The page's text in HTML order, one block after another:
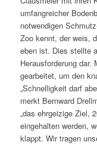
umfangreicher
notwendigen
Zoo kennt, der weis,
eben ist. Dies stellte
Herausforderung
gearbeitet, um den
„Schnelligkeit darf
merkt Bernward
„das ehrgeizige Ziel,
eingehalten werden,
klappt. Wir tragen